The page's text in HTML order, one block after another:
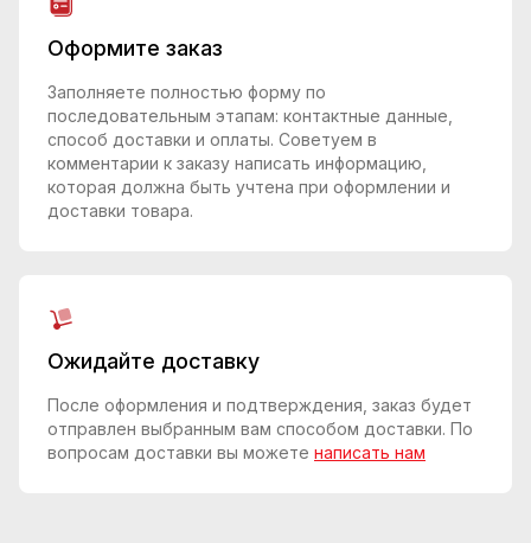
Оформите заказ
Заполняете полностью форму по
последовательным этапам: контактные данные,
способ доставки и оплаты. Советуем в
комментарии к заказу написать информацию,
которая должна быть учтена при оформлении и
доставки товара.
Ожидайте доставку
После оформления и подтверждения, заказ будет
отправлен выбранным вам способом доставки. По
вопросам доставки вы можете написать нам